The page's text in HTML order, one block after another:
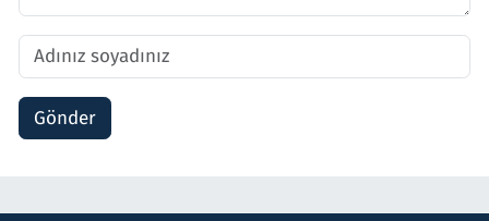
Gönder